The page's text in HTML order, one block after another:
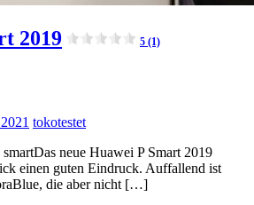
2019 5 (1)
tokotestet
neue Huawei P Smart 2019
einen guten Eindruck. Auffallend ist
die aber nicht […]